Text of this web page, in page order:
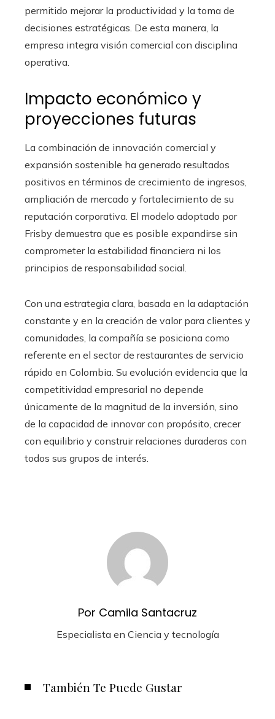
permitido mejorar la productividad y la toma de
decisiones estratégicas. De esta manera, la
empresa integra visión comercial con disciplina
operativa.
Impacto económico y
proyecciones futuras
La combinación de innovación comercial y
expansión sostenible ha generado resultados
positivos en términos de crecimiento de ingresos,
ampliación de mercado y fortalecimiento de su
reputación corporativa. El modelo adoptado por
Frisby demuestra que es posible expandirse sin
comprometer la estabilidad financiera ni los
principios de responsabilidad social.
Con una estrategia clara, basada en la adaptación
constante y en la creación de valor para clientes y
comunidades, la compañía se posiciona como
referente en el sector de restaurantes de servicio
rápido en Colombia. Su evolución evidencia que la
competitividad empresarial no depende
únicamente de la magnitud de la inversión, sino
de la capacidad de innovar con propósito, crecer
con equilibrio y construir relaciones duraderas con
todos sus grupos de interés.
Por Camila Santacruz
Especialista en Ciencia y tecnología
También Te Puede Gustar